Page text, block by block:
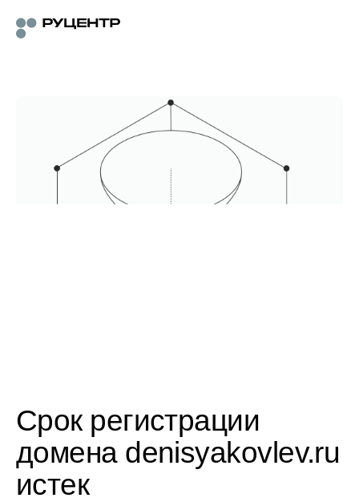
Срок регистрации
домена denisyakovlev.ru
истек